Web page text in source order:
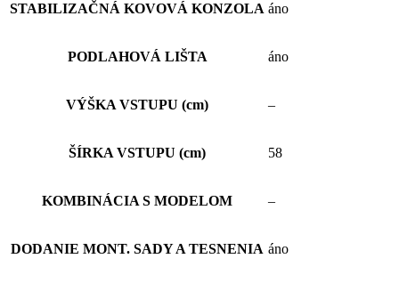
STABILIZAČNÁ KOVOVÁ KONZOLA áno
PODLAHOVÁ LIŠTA áno
VÝŠKA VSTUPU (cm) –
ŠÍRKA VSTUPU (cm) 58
KOMBINÁCIA S MODELOM –
DODANIE MONT. SADY A TESNENIA áno